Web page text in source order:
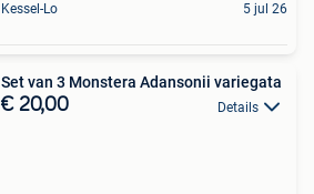
Kessel-Lo 5 jul 26
Set van 3 Monstera Adansonii variegata
€ 20,00 Details